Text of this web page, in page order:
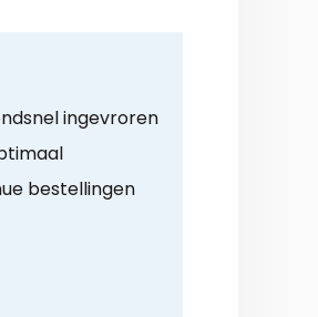
ingevroren
bestellingen